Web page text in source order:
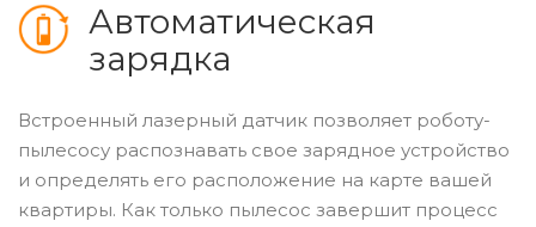
Автоматическая
зарядка
Встроенный лазерный датчик позволяет роботу-
пылесосу распознавать свое зарядное устройство
и определять его расположение на карте вашей
квартиры. Как только пылесос завершит процесс